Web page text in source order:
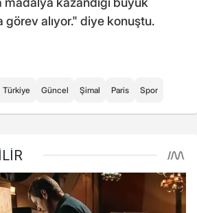
alıyor." diye konuştu.
Türkiye Güncel Şimal Paris Spor